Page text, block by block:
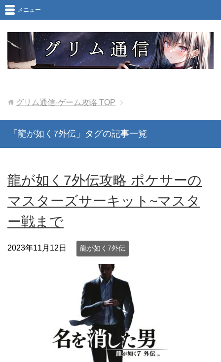
メニュー
グリム通信-ゲーム攻略 TOP
「龍が如く7外伝」タグの記事一覧
龍が如く7外伝攻略 ポケサーの
マスターズサーキット~マスタ
ー戦まで
2023年11月12日 龍が如く7外伝